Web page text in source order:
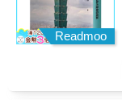
Readmoo